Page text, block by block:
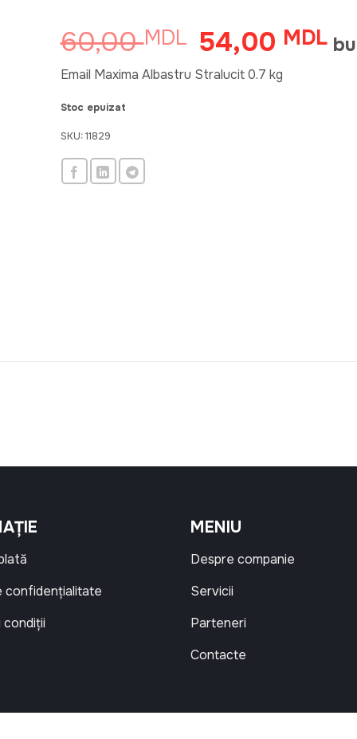
60,00MDL Prețul
inițial
a
54,00 MDL
Email Maxima Albastru Stralucit 0.7 kg
Stoc epuizat
SKU:11829
confidențialitate
condiții
MENIU
Despre companie
Servicii
Parteneri
Contacte